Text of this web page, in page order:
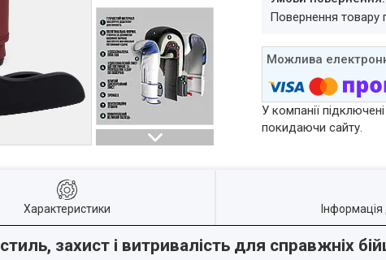
повернення
У компанії
покидаючи сайту.
Характеристики
захист і витривалість для справжніх